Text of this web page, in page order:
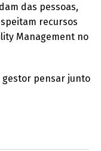
das pessoas,
recursos
Management no
gestor pensar junto